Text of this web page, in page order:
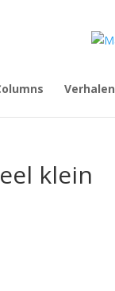
Verhalen
klein